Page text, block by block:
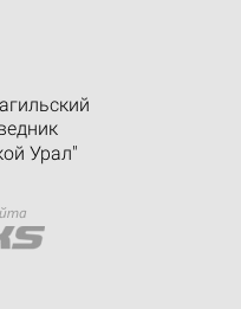
Урал"